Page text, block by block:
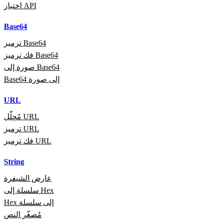
اختبار API
Base64
ترميز Base64
فك ترميز Base64
صورة إلى Base64
Base64 إلى صورة
URL
مُحلّل URL
ترميز URL
فك ترميز URL
String
عارض الشيفرة
سلسلة إلى Hex
Hex إلى سلسلة
مُصغّر النص